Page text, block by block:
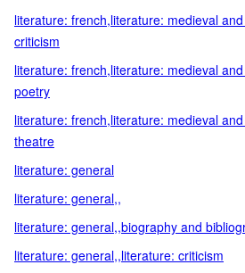
literature: french,literature: medieval
criticism
literature: french,literature: medieval
poetry
literature: french,literature: medieval
theatre
literature: general
literature: general,,
literature: general,,biography and
literature: general,,literature: criticism